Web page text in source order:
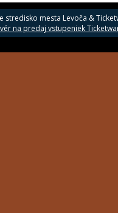
stredisko mesta Levoča &
na predaj vstupeniek